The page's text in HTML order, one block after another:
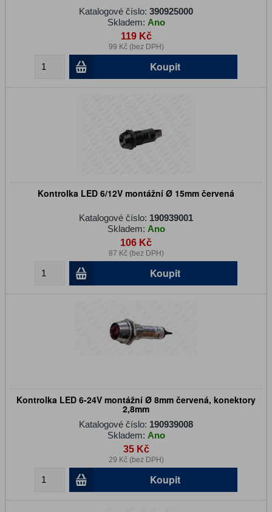
Katalogové číslo: 390925000
Skladem: Ano
119 Kč
99 Kč (bez DPH)
Koupit
Kontrolka LED 6/12V montážní Ø 15mm červená
Katalogové číslo: 190939001
Skladem: Ano
106 Kč
87 Kč (bez DPH)
Koupit
Kontrolka LED 6-24V montážní Ø 8mm červená, konektory
2,8mm
Katalogové číslo: 190939008
Skladem: Ano
35 Kč
29 Kč (bez DPH)
Koupit